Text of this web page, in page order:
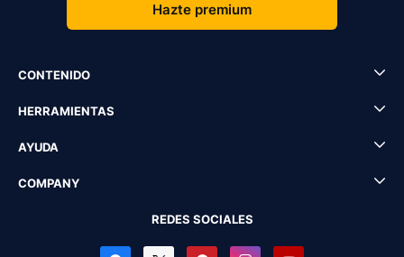
Hazte premium
CONTENIDO
HERRAMIENTAS
AYUDA
COMPANY
REDES SOCIALES